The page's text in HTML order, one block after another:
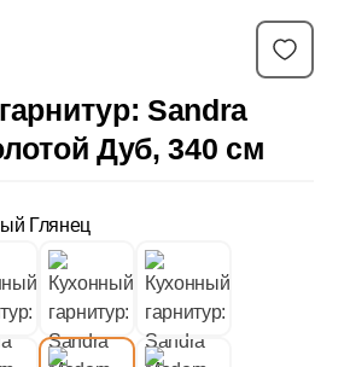
Sandra
Дуб, 340 см
Глянец